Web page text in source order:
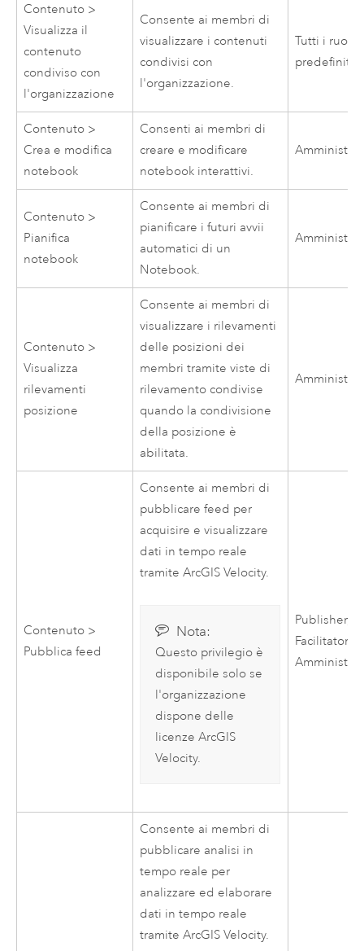
Contenuto >
Visualizza il
contenuto
condiviso con
l'organizzazione
Consente ai membri di
visualizzare i contenuti
condivisi con
l'organizzazione.
Tutti i ruoli
predefiniti
Contenuto >
Crea e modifica
notebook
Consenti ai membri di
creare e modificare
notebook interattivi.
Contenuto >
Pianifica
notebook
Consente ai membri di
pianificare i futuri avvii
automatici di un
Notebook.
Contenuto >
Visualizza
rilevamenti
posizione
Consente ai membri di
visualizzare i rilevamenti
delle posizioni dei
membri tramite viste di
rilevamento condivise
quando la condivisione
della posizione è
abilitata.
Contenuto >
Pubblica feed
Consente ai membri di
pubblicare feed per
acquisire e visualizzare
dati in tempo reale
tramiteArcGIS Velocity.
Nota:
Questo privilegio è
disponibile solo se
l'organizzazione
dispone delle
licenze ArcGIS
Velocity.
Publisher,
Facilitatore,
Consente ai membri di
pubblicare analisi in
tempo reale per
analizzare ed elaborare
dati in tempo reale
tramiteArcGIS Velocity.